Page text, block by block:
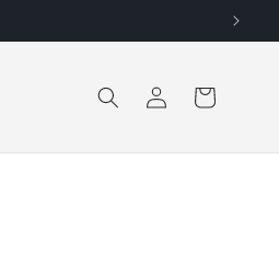
EinloggenWarenkorb